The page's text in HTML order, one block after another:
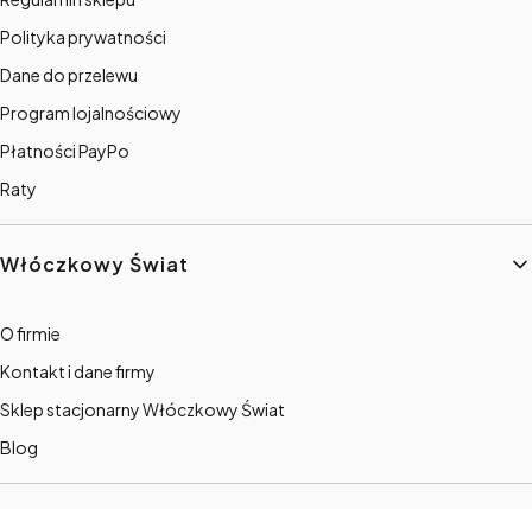
Polityka prywatności
Dane do przelewu
Program lojalnościowy
Płatności PayPo
Raty
Włóczkowy Świat
O firmie
Kontakt i dane firmy
Sklep stacjonarny Włóczkowy Świat
Blog